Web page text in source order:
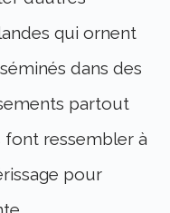
qui ornent
dans des
partout
font ressembler à
pour